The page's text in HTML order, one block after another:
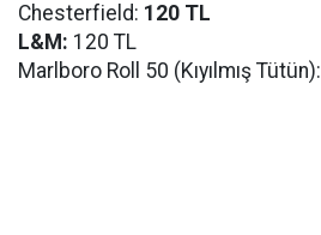
Chesterfield: 120 TL
L&M: 120 TL
Marlboro Roll 50 (Kıyılmış Tütün):